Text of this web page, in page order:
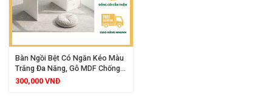
Bàn Ngồi Bệt Có Ngăn Kéo Màu
Trắng Đa Năng, Gỗ MDF Chống
Nước, Dùng Học Tập Làm Việc
300,000 VNĐ